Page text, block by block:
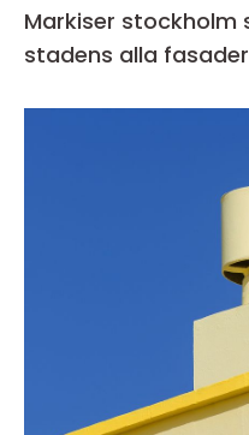
Markiser stockholm smart solskydd för
stadens alla fasader